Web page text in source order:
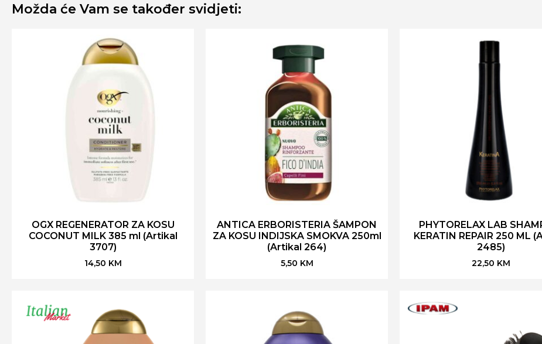
Možda će Vam se također svidjeti:
OGX REGENERATOR ZA KOSU
COCONUT MILK 385 ml (Artikal
3707)
14,50 KM
ANTICA ERBORISTERIA ŠAMPON
ZA KOSU INDIJSKA SMOKVA 250ml
(Artikal 264)
5,50 KM
PHYTORELAX LAB
KERATIN REPAIR 250 ML
2485)
22,50 KM